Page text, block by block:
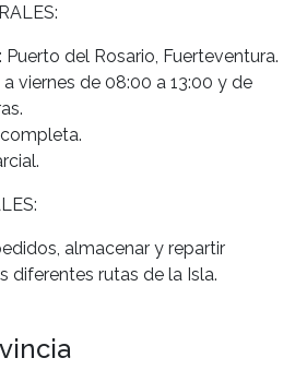
del Rosario, Fuerteventura.
viernes de 08:00 a 13:00 y de
almacenar y repartir
diferentes rutas de la Isla.